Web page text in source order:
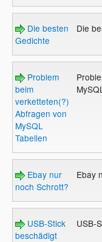
Die besten
Gedichte
Die
Problem
beim
verketteten(?)
Abfragen von
MySQL
Tabellen
Ebay nur
noch Schrott?
Ebay
USB-Stick
beschädigt
USB-